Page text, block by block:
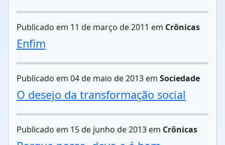
Publicado em 11 de março de 2011 em Crônicas
Enfim
Publicado em 04 de maio de 2013 em Sociedade
O desejo da transformação social
Publicado em 15 de junho de 2013 em Crônicas